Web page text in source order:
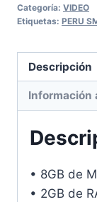
Categoría: VIDEO
Etiquetas: PERU
Descripción
Información
• 8GB de
• 2GB de